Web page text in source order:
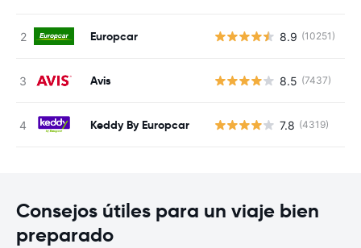
Europcar 8.9 (10251)
Avis 8.5 (7437)
Keddy By Europcar 7.8 (4319)
Consejos útiles para un viaje bien
preparado